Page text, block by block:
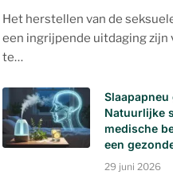
Het herstellen van de
een ingrijpende uitdaging zijn
te…
Slaapapneu
Natuurlijke
medische
een
29 juni 2026